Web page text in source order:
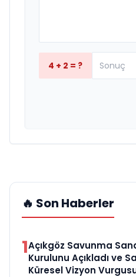
4 + 2 = ?
🔥 Son Haberler
1Açıkgöz Savunma
Kurulunu Açıkladı ve
Küresel Vizyon